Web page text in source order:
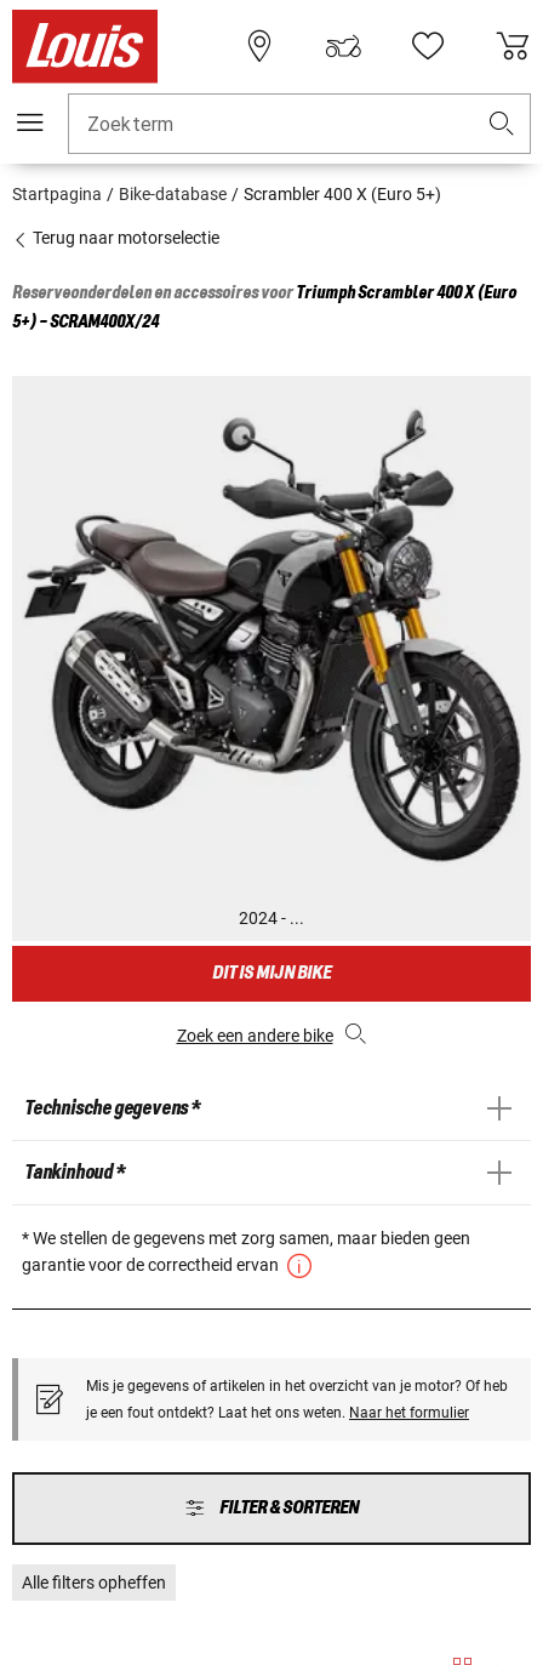
Zoekterm
Startpagina Bike-database Scrambler 400 X (Euro 5+)
Terug naar motorselectie
Reserveonderdelen en accessoires voorTriumphScrambler 400 X (Euro
5+) - SCRAM400X/24
2024 - ...
DIT IS MIJN BIKE
Zoek een andere bike
Technische gegevens *
Tankinhoud *
* We stellen de gegevens met zorg samen, maar bieden geen
garantie voor de correctheid ervan
Mis je gegevens of artikelen in het overzicht van je motor? Of heb
je een fout ontdekt? Laat het ons weten. Naar het formulier
FILTER & SORTEREN
Alle filters opheffen